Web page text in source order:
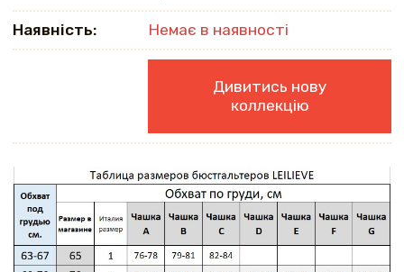
Наявність: Немає в наявності
Дивитись нову
коллекцію